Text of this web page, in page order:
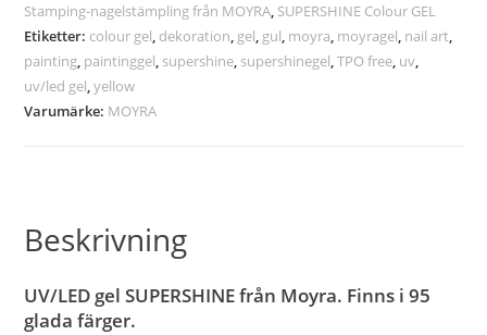
Stamping-nagelstämpling från MOYRA, SUPERSHINE Colour GEL
Etiketter: colour gel, dekoration, gel, gul, moyra, moyragel, nail art,
painting, paintinggel, supershine, supershinegel,TPO free, uv,
uv/led gel,yellow
Varumärke: MOYRA
Beskrivning
UV/LED gel SUPERSHINE från Moyra. Finns i 95
glada färger.